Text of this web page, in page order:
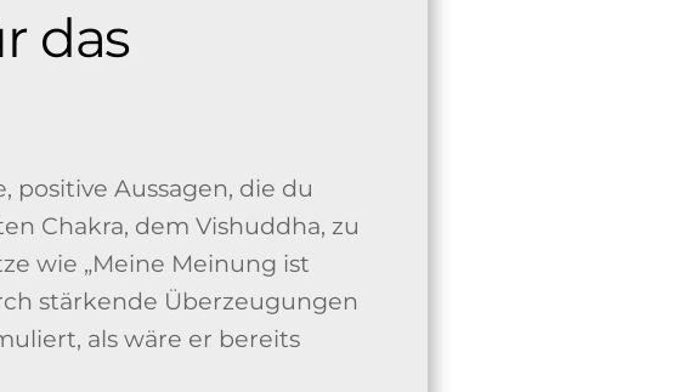
das
Aussagen, die du
Chakra, dem Vishuddha, zu
wie „Meine Meinung ist
stärkende Überzeugungen
als wäre er bereits